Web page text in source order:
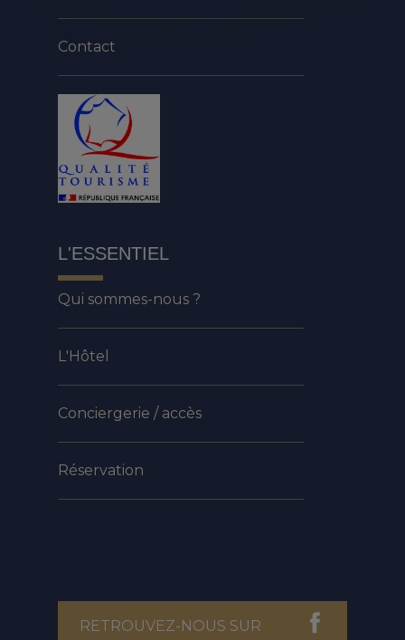
Contact
L'ESSENTIEL
Qui sommes-nous ?
L'Hôtel
Conciergerie / accès
Réservation
RETROUVEZ-NOUS SUR